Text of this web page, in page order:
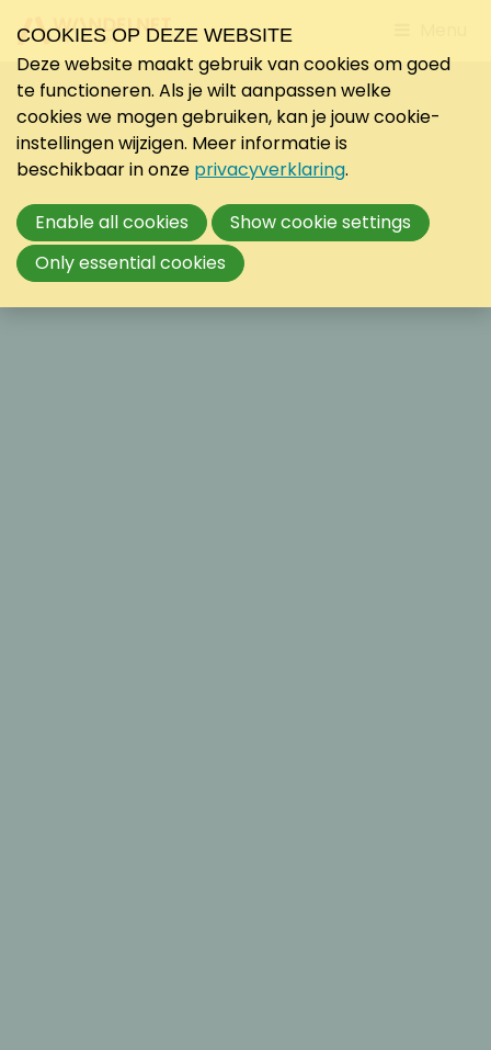
to
COOKIES OP DEZE WEBSITE
Deze website maakt gebruik van cookies om goed
te functioneren. Als je wilt aanpassen welke
cookies we mogen gebruiken, kan je jouw cookie-
instellingen wijzigen. Meer informatie is
beschikbaar in onze privacyverklaring.
Enable all cookies
Show cookie settings
Only essential cookies